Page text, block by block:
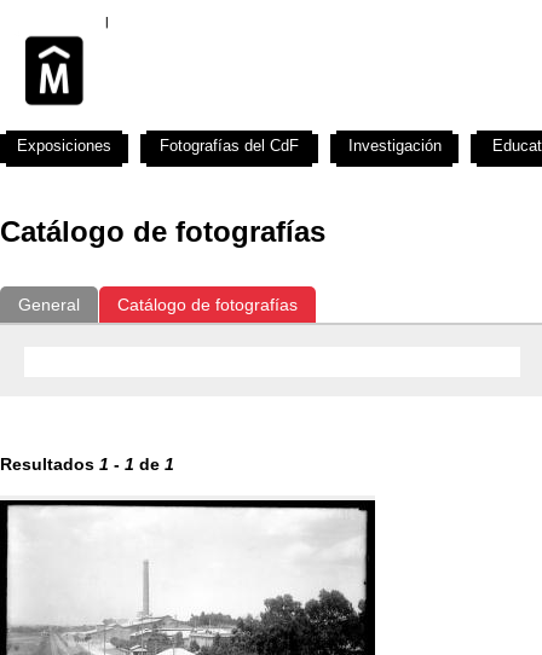
Catálogo de fotografías
General Catálogo de fotografías
Resultados 1 - 1 de 1
Exposiciones Fotografías del CdF Investigación